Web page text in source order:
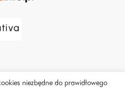
niezbędne do prawidłowego